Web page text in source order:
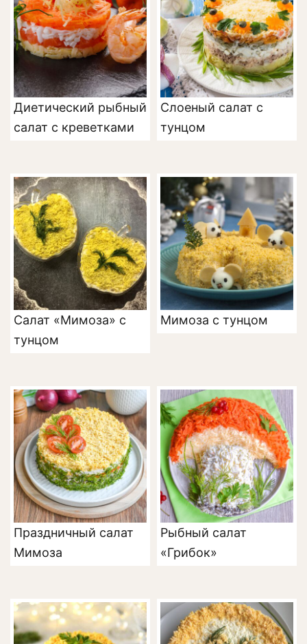
Диетический рыбный
салат с креветками
Слоеный салат с
тунцом
Салат «Мимоза» с
тунцом
Мимоза с тунцом
Праздничный салат
Мимоза
Рыбный салат
«Грибок»